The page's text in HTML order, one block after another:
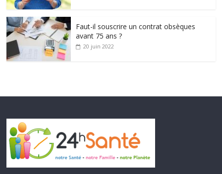
Faut-il souscrire un contrat obsèques
avant 75 ans ?
20 juin 2022